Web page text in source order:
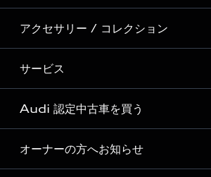
Audi Sport
Formula 1®
デジタルサービス
新車在庫検索
試乗車・展示車検索
見積り依頼
試乗予約
モデル一覧
特別仕様モデル / 限定モデル
e-tronラインアップ
価格シミュレーション
車両比較
アクセサリー / コレクション
純正アクセサリー
オンラインショップ
Audi collection
アウディナビアプリ
サービス
サービス入庫予約
サービスプログラム
メンテナンス
Audi 認定中古車を買う
Audi認定中古車
オーナーの方へお知らせ